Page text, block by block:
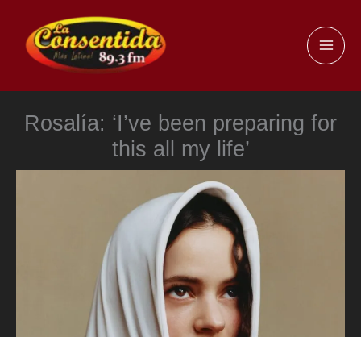
contenido
Rosalía: ‘I’ve been preparing for
this all my life’